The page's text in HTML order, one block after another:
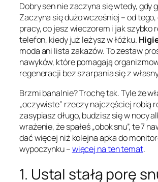
Dobry sen nie zaczyna się wtedy, gdy
Zaczyna się dużo wcześniej – od
pracy, co jesz wieczorem i jak szybko
telefon, kiedy już leżysz w łóżku.
moda ani lista zakazów. To zestaw
nawyków, które pomagają
regeneracji bez szarpania się z
Brzmi banalnie? Trochę tak. Tyle że
„oczywiste” rzeczy najczęściej robią
zasypiasz długo, budzisz się w nocy
wrażenie, że spałeś „obok snu”, te 7
dać więcej niż kolejna apka do
wypoczynku –więcej na ten temat.
1. Ustal stałą porę